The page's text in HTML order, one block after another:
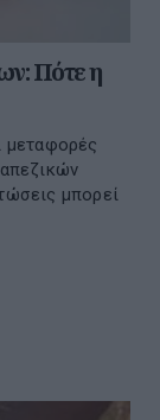
Πότε η
μεταφορές
μπορεί